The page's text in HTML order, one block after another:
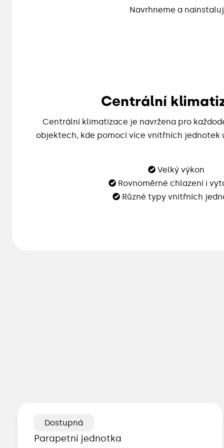
Navrhneme a
Centrální
Centrální klimatizace je navržena pro
objektech, kde pomocí více vnitřních
© Velký výkon
© Rovnoměrné chlazení i
© Různé typy vnitřních
Dostupná
Parapetní jednotka